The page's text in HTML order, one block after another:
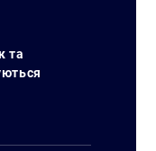
та